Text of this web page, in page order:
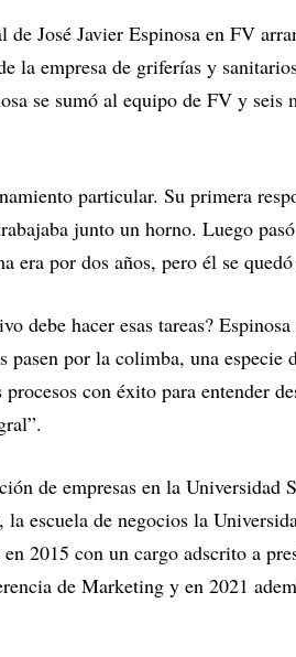
de José Javier Espinosa en FV
la empresa de griferías y
se sumó al equipo de FV y seis
particular. Su primera
junto un horno. Luego
era por dos años, pero él se
debe hacer esas tareas?
pasen por la colimba, una especie
con éxito para entender
de empresas en la Universidad
escuela de negocios la
2015 con un cargo adscrito a
de Marketing y en 2021